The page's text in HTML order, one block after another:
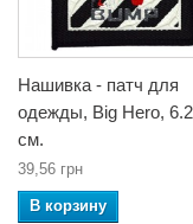
Нашивка - патч для
одежды, Big Hero,
см.
39,56 грн
В корзину